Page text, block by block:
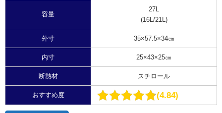
容量
27L
(16L/21L)
外寸 35×57.5×34㎝
内寸 25×43×25㎝
断熱材 スチロール
おすすめ度 4.84